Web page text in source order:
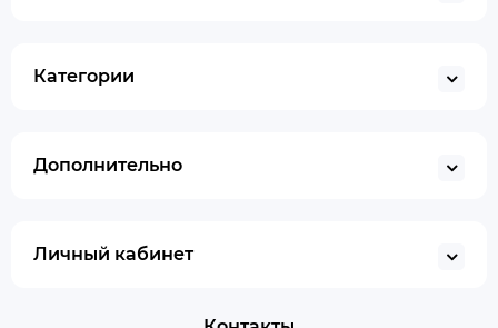
Категории
Дополнительно
Личный кабинет